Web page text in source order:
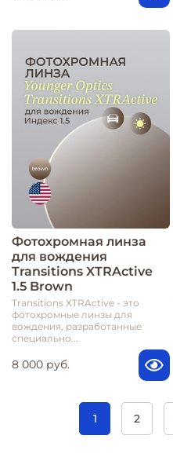
Фотохромная линза
для вождения
Transitions XTRActive
1.5 Brown
Transitions XTRActive - это
фотохромные линзы для
вождения, разработанные
специально...
8 000 руб.
1 2